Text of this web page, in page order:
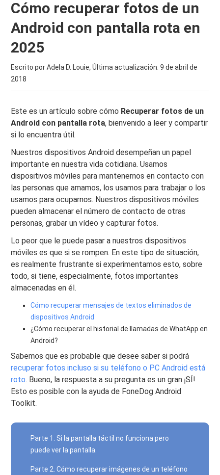
Cómo recuperar fotos de un
Android con pantalla rota en
2025
Escrito por Adela D. Louie, Última actualización:9 de abril de
2018
Este es un artículo sobre cómo Recuperar fotos de un
Android con pantalla rota, bienvenido a leer y compartir
si lo encuentra útil.
Nuestros dispositivos Android desempeñan un papel
importante en nuestra vida cotidiana. Usamos
dispositivos móviles para mantenernos en contacto con
las personas que amamos, los usamos para trabajar o los
usamos para ocuparnos. Nuestros dispositivos móviles
pueden almacenar el número de contacto de otras
personas, grabar un vídeo y capturar fotos.
Lo peor que le puede pasar a nuestros dispositivos
móviles es que si se rompen. En este tipo de situación,
es realmente frustrante si experimentamos esto, sobre
todo, si tiene, especialmente, fotos importantes
almacenadas en él.
Cómo recuperar mensajes de textos eliminados de
dispositivos Android
¿Cómo recuperar el historial de llamadas de WhatApp en
Android?
Sabemos que es probable que desee saber si podrá
recuperar fotos incluso si su teléfono o PC Android está
roto. Bueno, la respuesta a su pregunta es un gran ¡SÍ!
Esto es posible con la ayuda de FoneDog Android
Toolkit.
Parte 1. Si la pantalla táctil no funciona pero
puede ver la pantalla.
Parte 2. Cómo recuperar imágenes de un teléfono